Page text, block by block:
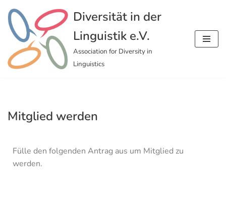
Zum
Inhalt
springen
Diversität in der
Linguistik e.V.
Association for Diversity in
Linguistics
Mitglied werden
Fülle den folgenden Antrag aus um Mitglied zu
werden.